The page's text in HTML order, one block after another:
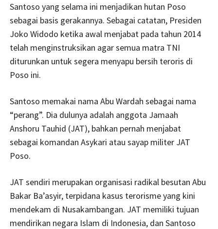
Santoso yang selama ini menjadikan hutan Poso
sebagai basis gerakannya. Sebagai catatan, Presiden
Joko Widodo ketika awal menjabat pada tahun 2014
telah menginstruksikan agar semua matra TNI
diturunkan untuk segera menyapu bersih teroris di
Poso ini.
Santoso memakai nama Abu Wardah sebagai nama
“perang”. Dia dulunya adalah anggota Jamaah
Anshoru Tauhid (JAT), bahkan pernah menjabat
sebagai komandan Asykari atau sayap militer JAT
Poso.
JAT sendiri merupakan organisasi radikal besutan Abu
Bakar Ba’asyir, terpidana kasus terorisme yang kini
mendekam di Nusakambangan. JAT memiliki tujuan
mendirikan negara Islam di Indonesia, dan Santoso